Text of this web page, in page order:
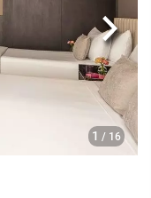
1 / 16